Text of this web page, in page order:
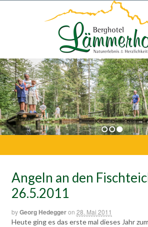
1 2 3
Angeln an den
26.5.2011
byGeorg Hedeggeron 28. Mai 2011
Heute ging es das erste mal dieses Jahr